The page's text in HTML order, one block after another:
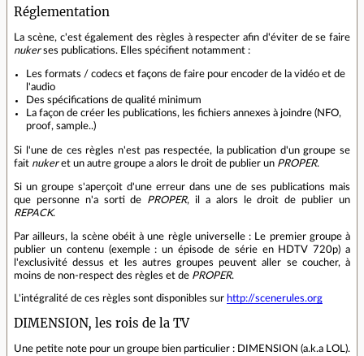
Réglementation
La scène, c'est également des règles à respecter afin d'éviter de se faire
nukerses publications. Elles spécifient notamment :
Les formats / codecs et façons de faire pour encoder de la vidéo et de
l'audio
Des spécifications de qualité minimum
La façon de créer les publications, les fichiers annexes à joindre (NFO,
proof, sample..)
Si l'une de ces règles n'est pas respectée, la publication d'un groupe se
fait nukeret un autre groupe a alors le droit de publier un PROPER.
Si un groupe s'aperçoit d'une erreur dans une de ses publications mais
que personne n'a sorti de PROPER, il a alors le droit de publier un
REPACK.
Par ailleurs, la scène obéit à une règle universelle : Le premier groupe à
publier un contenu (exemple : un épisode de série en HDTV 720p) a
l'exclusivité dessus et les autres groupes peuvent aller se coucher, à
moins de non-respect des règles et de PROPER.
L'intégralité de ces règles sont disponibles sur http://scenerules.org
DIMENSION, les rois de la TV
Une petite note pour un groupe bien particulier : DIMENSION (a.k.a LOL).